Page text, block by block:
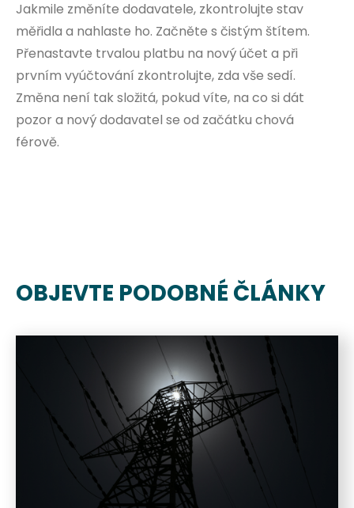
Jakmile změníte dodavatele, zkontrolujte stav
měřidla a nahlaste ho. Začněte s čistým štítem.
Přenastavte trvalou platbu na nový účet a při
prvním vyúčtování zkontrolujte, zda vše sedí.
Změna není tak složitá, pokud víte, na co si dát
pozor a nový dodavatel se od začátku chová
férově.
OBJEVTE PODOBNÉ ČLÁNKY